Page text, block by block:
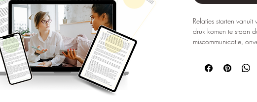
Relaties starten
druk komen te staan
miscommunicatie,
niet meer écht
goede intenties. Wat